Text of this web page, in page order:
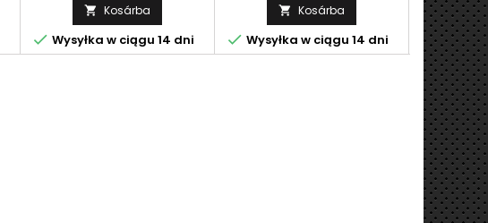
 Kosárba
 Wysyłka w ciągu 14 dni
 Kosárba
 Wysyłka w ciągu 14 dni

